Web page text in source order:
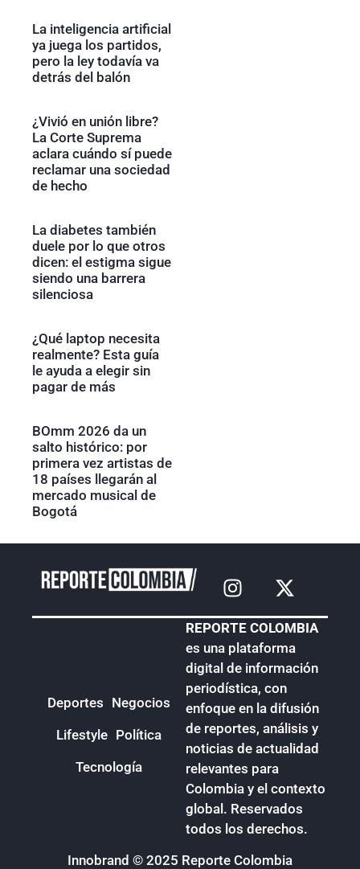
La inteligencia artificial
ya juega los partidos,
pero la ley todavía va
detrás del balón
¿Vivió en unión libre?
La Corte Suprema
aclara cuándo sí puede
reclamar una sociedad
de hecho
La diabetes también
duele por lo que otros
dicen: el estigma sigue
siendo una barrera
silenciosa
¿Qué laptop necesita
realmente? Esta guía
le ayuda a elegir sin
pagar de más
BOmm 2026 da un
salto histórico: por
primera vez artistas de
18 países llegarán al
mercado musical de
Bogotá
Deportes Negocios
Lifestyle Política
Tecnología
REPORTE COLOMBIA
es una plataforma
digital de información
periodística, con
enfoque en la difusión
de reportes, análisis y
noticias de actualidad
relevantes para
Colombia y el contexto
global. Reservados
todos los derechos.
Innobrand © 2025 Reporte Colombia